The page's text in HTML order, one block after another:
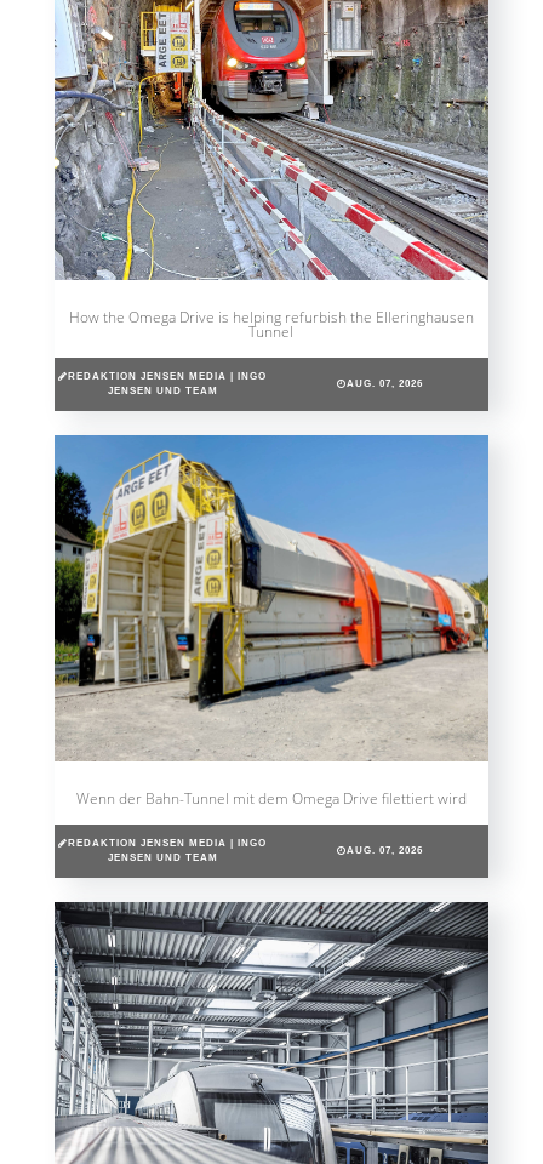
How the Omega Drive is helping refurbish the Elleringhausen
Tunnel
REDAKTION JENSEN MEDIA | INGO
JENSEN UND TEAM
AUG. 07, 2026
Wenn der Bahn-Tunnel mit dem Omega Drive filettiert wird
REDAKTION JENSEN MEDIA | INGO
JENSEN UND TEAM
AUG. 07, 2026